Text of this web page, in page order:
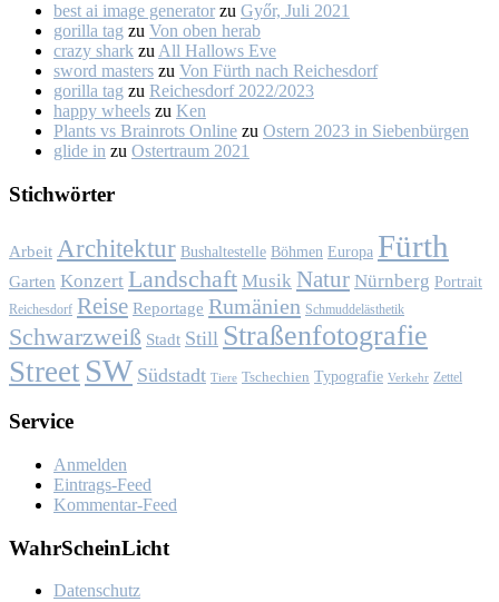
best ai image generator zu Győr, Ju­li 2021
gorilla tag zu Von oben her­ab
crazy shark zu All Hal­lows Eve
sword masters zu Von Fürth nach Rei­ches­dorf
gorilla tag zu Rei­ches­dorf 2022/2023
happy wheels zu Ken
Plants vs Brainrots Online zu Os­tern 2023 in Sie­ben­bür­gen
glide in zu Os­ter­traum 2021
Stich­wör­ter
Arbeit Architektur Bushaltestelle Böhmen Europa Fürth
Garten Konzert Landschaft Musik Natur Nürnberg Portrait
Reichesdorf Reise Reportage Rumänien Schmuddelästhetik
Schwarzweiß Stadt Still Straßenfotografie
Street SW Südstadt Tiere Tschechien Typografie Verkehr Zettel
Ser­vice
Anmelden
Eintrags-Feed
Kommentar-Feed
Wahr­Schein­Licht
Da­ten­schutz